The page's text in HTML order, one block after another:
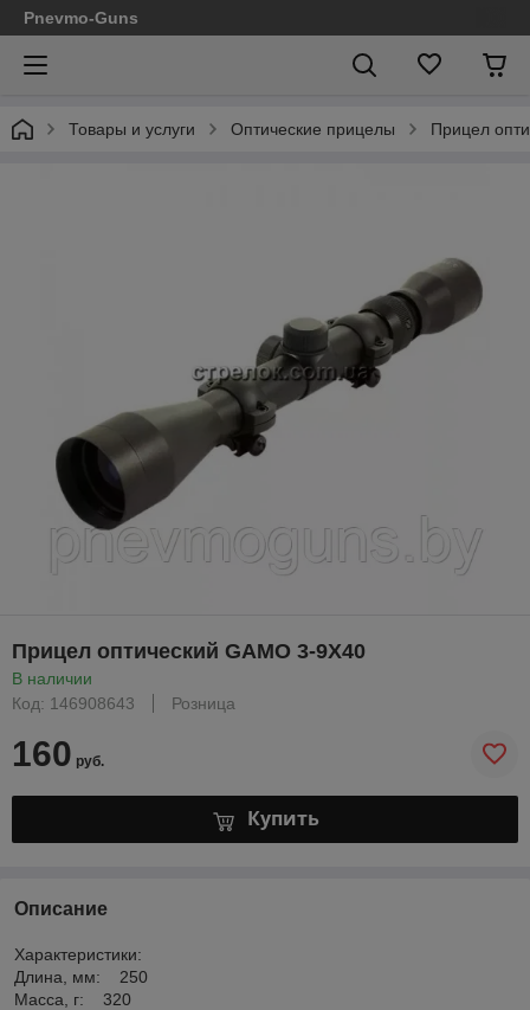
Pnevmo-Guns
Товары и услуги Оптические прицелы Прицел
Прицел оптический GAMO 3-9X40
В наличии
Код: 146908643
Розница
160 руб.
Купить
Описание
Характеристики:
Длина, мм: 250
Масса, г: 320